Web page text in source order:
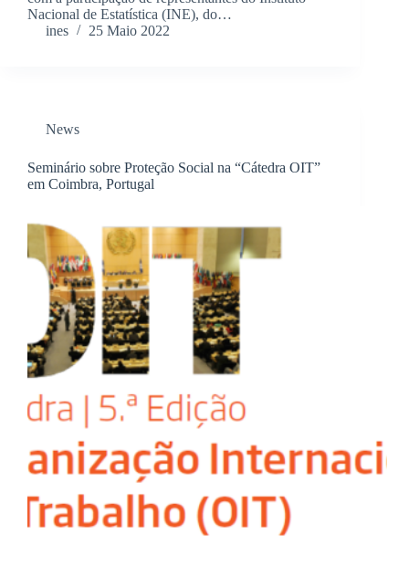
Nacional de Estatística (INE), do…
ines
25 Maio 2022
News
Seminário sobre Proteção Social na “Cátedra OIT”
em Coimbra, Portugal